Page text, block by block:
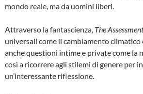
mondo reale, ma da uomini liberi.
Attraverso la fantascienza, The Assessment
universali come il cambiamento
anche questioni intime e private come la
così a ricorrere agli stilemi di genere per
un’interessante riflessione.